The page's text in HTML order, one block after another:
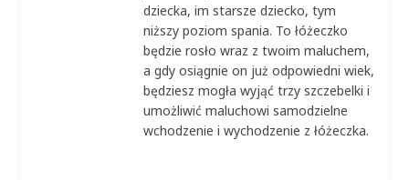
dziecka, im starsze dziecko, tym
niższy poziom spania. To łóżeczko
będzie rosło wraz z twoim maluchem,
a gdy osiągnie on już odpowiedni wiek,
będziesz mogła wyjąć trzy szczebelki i
umożliwić maluchowi samodzielne
wchodzenie i wychodzenie z łóżeczka.